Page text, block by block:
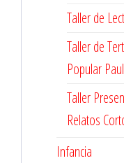
Taller de
Taller de
Popular
Taller
Relatos
Infancia